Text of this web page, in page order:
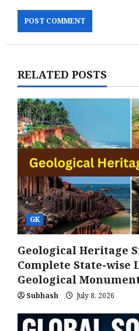
RELATED POSTS
GK
Geological Heritage
Complete State-wise
Geological
Subhash July 8, 2026